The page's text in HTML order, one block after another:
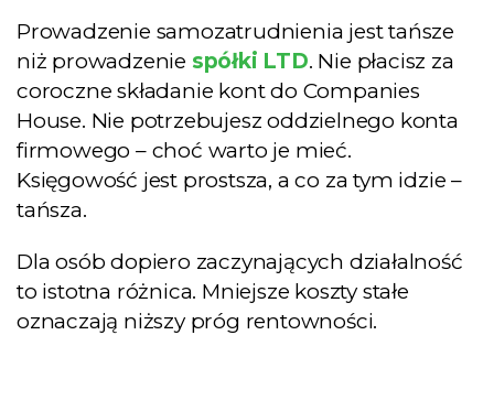
Prowadzenie samozatrudnienia jest tańsze
niż prowadzenie spółki LTD. Nie płacisz za
coroczne składanie kont do Companies
House. Nie potrzebujesz oddzielnego konta
firmowego – choć warto je mieć.
Księgowość jest prostsza, a co za tym idzie –
tańsza.
Dla osób dopiero zaczynających działalność
to istotna różnica. Mniejsze koszty stałe
oznaczają niższy próg rentowności.